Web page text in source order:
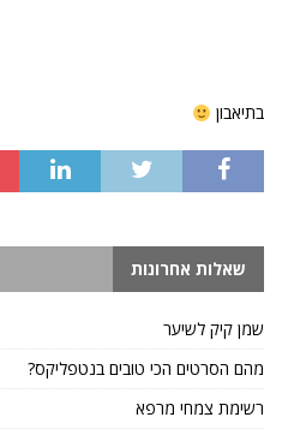
בתיאבון
שאלות אחרונות
שמן קיק לשיער
מהם הסרטים הכי טובים בנטפליקס?
רשימת צמחי מרפא